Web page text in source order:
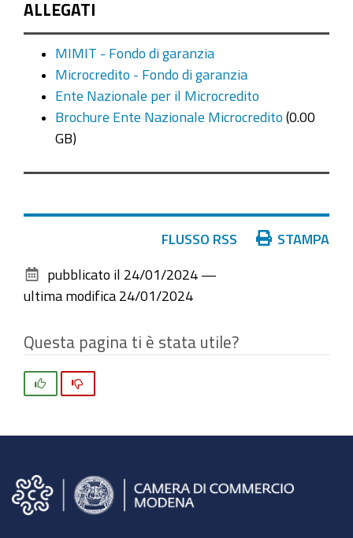
ALLEGATI
MIMIT - Fondo di garanzia
Microcredito - Fondo di garanzia
Ente Nazionale per il Microcredito
Brochure Ente Nazionale Microcredito (0.00
GB)
documento
FLUSSO RSS STAMPA
pubblicato il 24/01/2024 —
ultima modifica 24/01/2024
Questa pagina ti è stata utile?